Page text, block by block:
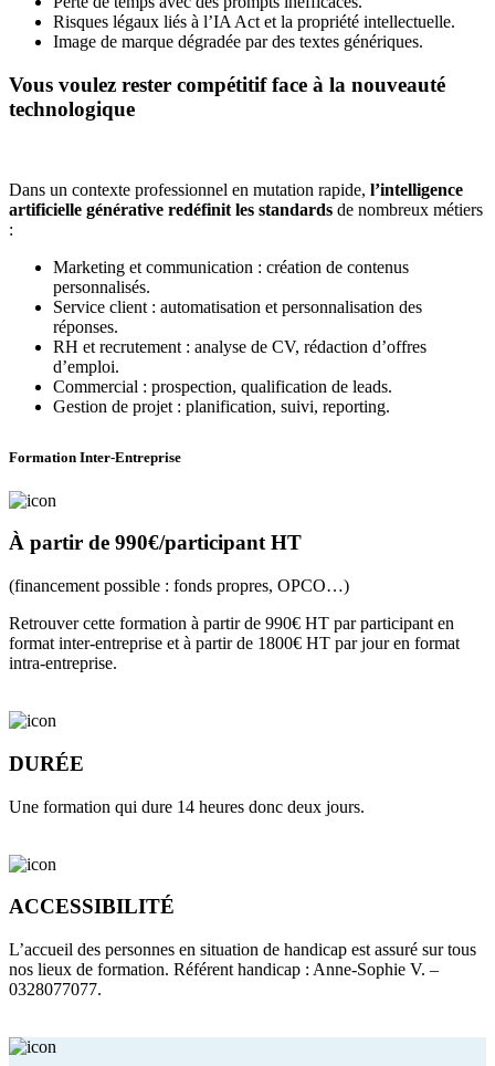
Risques légaux liés à l’IA Act et la propriété intellectuelle.
Image de marque dégradée par des textes génériques.
Vous voulez rester compétitif face à la nouveauté
technologique
Dans un contexte professionnel en mutation rapide, l’intelligence
artificielle générative redéfinit les standards de nombreux métiers
:
Marketing et communication : création de contenus
personnalisés.
Service client : automatisation et personnalisation des
réponses.
RH et recrutement : analyse de CV, rédaction d’offres
d’emploi.
Commercial : prospection, qualification de leads.
Gestion de projet : planification, suivi, reporting.
Formation Inter-Entreprise
À partir de 990€/participant HT
(financement possible : fonds propres, OPCO…)
Retrouver cette formation à partir de 990€ HT par participant en
format inter-entreprise et à partir de 1800€ HT par jour en format
intra-entreprise.
DURÉE
Une formation qui dure 14 heures donc deux jours.
ACCESSIBILITÉ
L’accueil des personnes en situation de handicap est assuré sur tous
nos lieux de formation. Référent handicap : Anne-Sophie V. –
0328077077.